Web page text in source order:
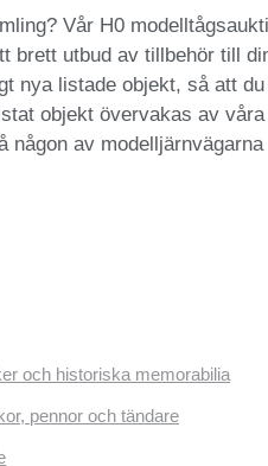
Vår H0
utbud av tillbehör till
nya listade objekt, så att
objekt övervakas av
av
och historiska memorabilia
pennor och tändare